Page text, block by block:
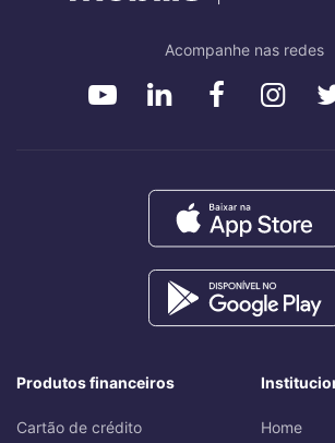
Acompanhe nas redes
Produtos financeiros
Cartão de crédito Home